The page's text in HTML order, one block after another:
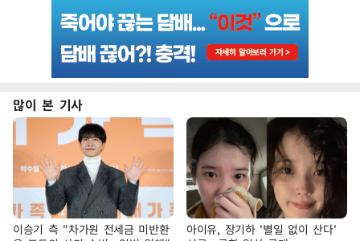
많이 본 기사
이승기 측 "차가원 전세금 미반환
아이유, 장기하 '별일 없이 산다'